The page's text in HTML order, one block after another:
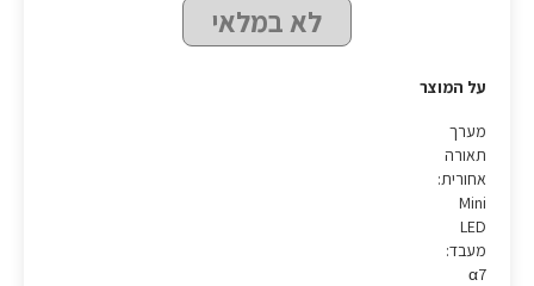
לא במלאי
על המוצר
מערך
תאורה
אחורית:
Mini
LED
מעבד:
α7